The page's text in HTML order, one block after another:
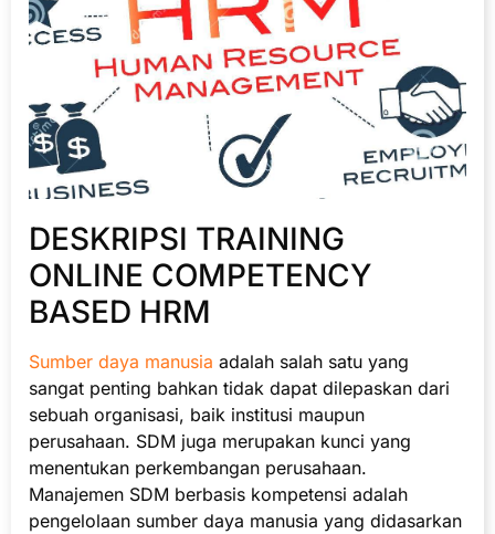
DESKRIPSI TRAINING
ONLINE COMPETENCY
BASED HRM
Sumber daya manusia adalah salah satu yang
sangat penting bahkan tidak dapat dilepaskan dari
sebuah organisasi, baik institusi maupun
perusahaan. SDM juga merupakan kunci yang
menentukan perkembangan perusahaan.
Manajemen SDM berbasis kompetensi adalah
pengelolaan sumber daya manusia yang didasarkan